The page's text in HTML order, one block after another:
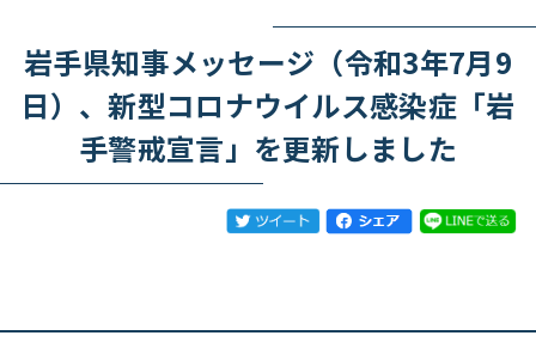
岩手県知事メッセージ（令和3年7月9
日）、新型コロナウイルス感染症「岩
手警戒宣言」を更新しました